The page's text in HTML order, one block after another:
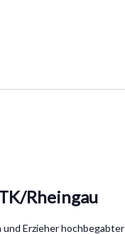
Rheingau
Erzieher hochbegabter